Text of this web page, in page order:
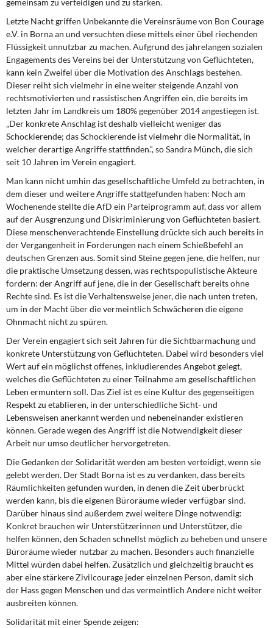
Über mich
Kontakt
gemeinsam zu verteidigen und zu stärken.
Letzte Nacht griffen Unbekannte die Vereinsräume von Bon Courage
e.V. in Borna an und versuchten diese mittels einer übel riechenden
Flüssigkeit unnutzbar zu machen. Aufgrund des jahrelangen sozialen
Engagements des Vereins bei der Unterstützung von Geflüchteten,
kann kein Zweifel über die Motivation des Anschlags bestehen.
Dieser reiht sich vielmehr in eine weiter steigende Anzahl von
rechtsmotivierten und rassistischen Angriffen ein, die bereits im
letzten Jahr im Landkreis um 180% gegenüber 2014 angestiegen ist.
„Der konkrete Anschlag ist deshalb vielleicht weniger das
Schockierende; das Schockierende ist vielmehr die Normalität, in
welcher derartige Angriffe stattfinden.“, so Sandra Münch, die sich
seit 10 Jahren im Verein engagiert.
Man kann nicht umhin das gesellschaftliche Umfeld zu betrachten, in
dem dieser und weitere Angriffe stattgefunden haben: Noch am
Wochenende stellte die AfD ein Parteiprogramm auf, dass vor allem
auf der Ausgrenzung und Diskriminierung von Geflüchteten basiert.
Diese menschenverachtende Einstellung drückte sich auch bereits in
der Vergangenheit in Forderungen nach einem Schießbefehl an
deutschen Grenzen aus. Somit sind Steine gegen jene, die helfen, nur
die praktische Umsetzung dessen, was rechtspopulistische Akteure
fordern: der Angriff auf jene, die in der Gesellschaft bereits ohne
Rechte sind. Es ist die Verhaltensweise jener, die nach unten treten,
um in der Macht über die vermeintlich Schwächeren die eigene
Ohnmacht nicht zu spüren.
Der Verein engagiert sich seit Jahren für die Sichtbarmachung und
konkrete Unterstützung von Geflüchteten. Dabei wird besonders viel
Wert auf ein möglichst offenes, inkludierendes Angebot gelegt,
welches die Geflüchteten zu einer Teilnahme am gesellschaftlichen
Leben ermuntern soll. Das Ziel ist es eine Kultur des gegenseitigen
Respekt zu etablieren, in der unterschiedliche Sicht- und
Lebensweisen anerkannt werden und nebeneinander existieren
können. Gerade wegen des Angriff ist die Notwendigkeit dieser
Arbeit nur umso deutlicher hervorgetreten.
Die Gedanken der Solidarität werden am besten verteidigt, wenn sie
gelebt werden. Der Stadt Borna ist es zu verdanken, dass bereits
Räumlichkeiten gefunden wurden, in denen die Zeit überbrückt
werden kann, bis die eigenen Büroräume wieder verfügbar sind.
Darüber hinaus sind außerdem zwei weitere Dinge notwendig:
Konkret brauchen wir Unterstützerinnen und Unterstützer, die
helfen können, den Schaden schnellst möglich zu beheben und unsere
Büroräume wieder nutzbar zu machen. Besonders auch finanzielle
Mittel würden dabei helfen. Zusätzlich und gleichzeitig braucht es
aber eine stärkere Zivilcourage jeder einzelnen Person, damit sich
der Hass gegen Menschen und das vermeintlich Andere nicht weiter
ausbreiten können.
Solidarität mit einer Spende zeigen: